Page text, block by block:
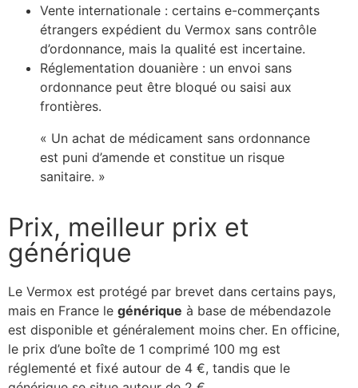
Vente internationale : certains e-commerçants
étrangers expédient du Vermox sans contrôle
d’ordonnance, mais la qualité est incertaine.
Réglementation douanière : un envoi sans
ordonnance peut être bloqué ou saisi aux
frontières.
« Un achat de médicament sans ordonnance
est puni d’amende et constitue un risque
sanitaire. »
Prix, meilleur prix et
générique
Le Vermox est protégé par brevet dans certains pays,
mais en France le générique à base de mébendazole
est disponible et généralement moins cher. En officine,
le prix d’une boîte de 1 comprimé 100 mg est
réglementé et fixé autour de 4 €, tandis que le